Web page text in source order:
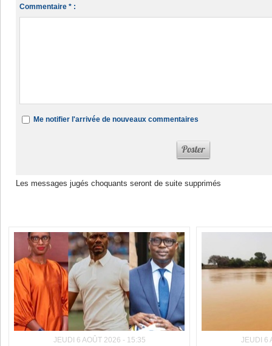
Commentaire * :
Me notifier l'arrivée de nouveaux commentaires
Les messages jugés choquants seront de suite supprimés
JEUDI 6 AOÛT 2026 - 15:35
JEUDI 6